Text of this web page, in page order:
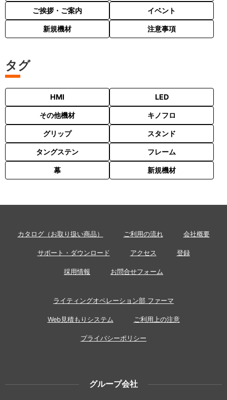
ご挨拶・ご案内 イベント
新規機材 注意事項
タグ
HMI LED
その他機材 キノフロ
グリップ スタンド
タングステン フレーム
幕 新規機材
カタログ（お取り扱い商品） ご利用の流れ 会社概要
サポート・ダウンロード アクセス 登録
採用情報 お問合せフォーム
ライティングオペレーション部 ファーマ
Web見積もりシステム ご利用上の注意
プライバシーポリシー
グループ会社